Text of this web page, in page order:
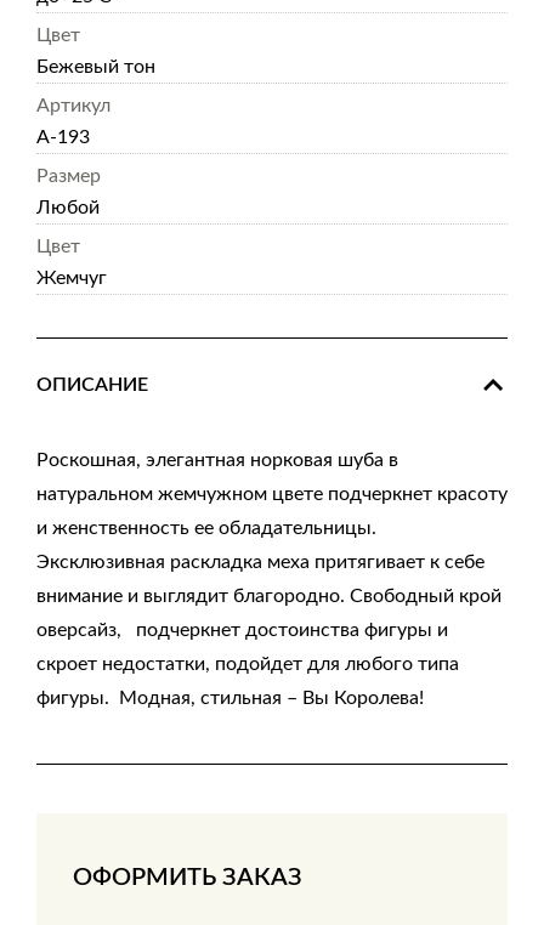
Цвет
Бежевый тон
Артикул
А-193
Размер
Любой
Цвет
Жемчуг
ОПИСАНИЕ
Роскошная, элегантная норковая шуба в
натуральном жемчужном цвете подчеркнет красоту
и женственность ее обладательницы.
Эксклюзивная раскладка меха притягивает к себе
внимание и выглядит благородно. Свободный крой
оверсайз, подчеркнет достоинства фигуры и
скроет недостатки, подойдет для любого типа
фигуры. Модная, стильная – Вы Королева!
ОФОРМИТЬ ЗАКАЗ